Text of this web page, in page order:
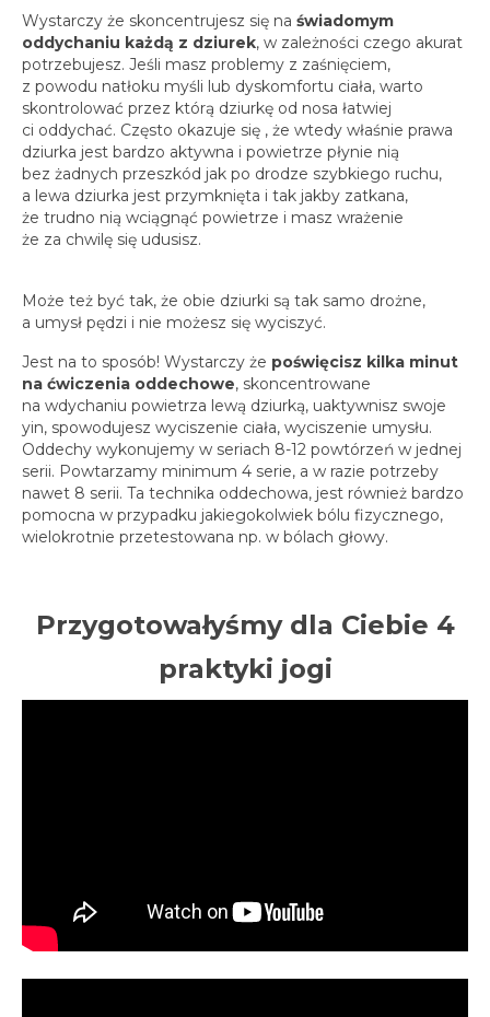
Wystarczy że skoncentrujesz się na świadomym
oddychaniu każdą z dziurek, w zależności czego akurat
potrzebujesz. Jeśli masz problemy z zaśnięciem,
z powodu natłoku myśli lub dyskomfortu ciała, warto
skontrolować przez którą dziurkę od nosa łatwiej
ci oddychać. Często okazuje się , że wtedy właśnie prawa
dziurka jest bardzo aktywna i powietrze płynie nią
bez żadnych przeszkód jak po drodze szybkiego ruchu,
a lewa dziurka jest przymknięta i tak jakby zatkana,
że trudno nią wciągnąć powietrze i masz wrażenie
że za chwilę się udusisz.
Może też być tak, że obie dziurki są tak samo drożne,
a umysł pędzi i nie możesz się wyciszyć.
Jest na to sposób! Wystarczy że poświęcisz kilka minut
na ćwiczenia oddechowe, skoncentrowane
na wdychaniu powietrza lewą dziurką, uaktywnisz swoje
yin, spowodujesz wyciszenie ciała, wyciszenie umysłu.
Oddechy wykonujemy w seriach 8-12 powtórzeń w jednej
serii. Powtarzamy minimum 4 serie, a w razie potrzeby
nawet 8 serii. Ta technika oddechowa, jest również bardzo
pomocna w przypadku jakiegokolwiek bólu fizycznego,
wielokrotnie przetestowana np. w bólach głowy.
Przygotowałyśmy dla Ciebie 4
praktyki jogi